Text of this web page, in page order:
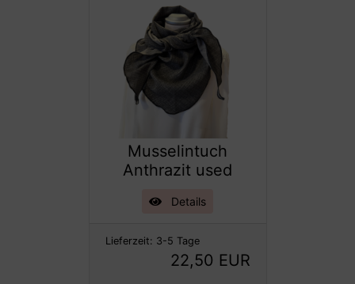
Musselintuch
Anthrazit used
Details
Lieferzeit: 3-5 Tage
22,50 EUR